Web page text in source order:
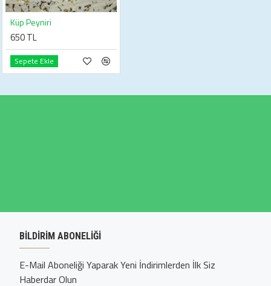
Küp Peyniri
650 TL
Sepete Ekle
BILDIRIM ABONELIĞI
E-Mail Aboneliği Yaparak Yeni İndirimlerden İlk Siz
Haberdar Olun